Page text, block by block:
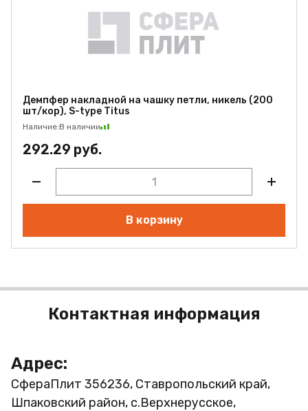
Демпфер накладной на чашку петли, никель (200
шт/кор), S-type Titus
Наличие:В наличии
292.29 руб.
В корзину
Контактная информация
Адрес:
СфераПлит 356236, Ставропольский край,
Шпаковский район, с.Верхнерусское,